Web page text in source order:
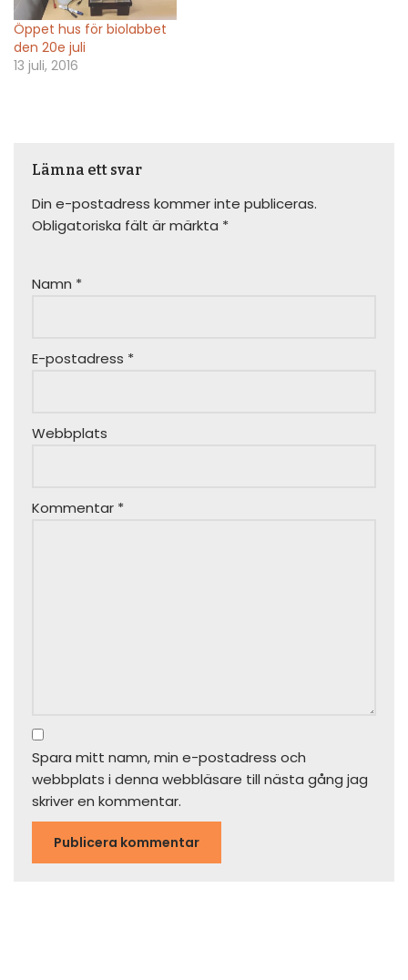
Öppet hus för biolabbet
den 20e juli
13 juli, 2016
Lämna ett svar
Din e-postadress kommer inte publiceras.
Obligatoriska fält är märkta *
Namn *
E-postadress *
Webbplats
Kommentar *
Spara mitt namn, min e-postadress och
webbplats i denna webbläsare till nästa gång jag
skriver en kommentar.